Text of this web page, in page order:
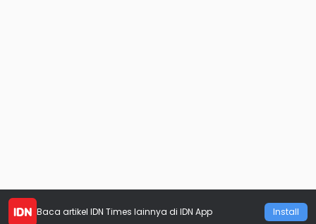
Baca artikel IDN Times lainnya di IDN App Install